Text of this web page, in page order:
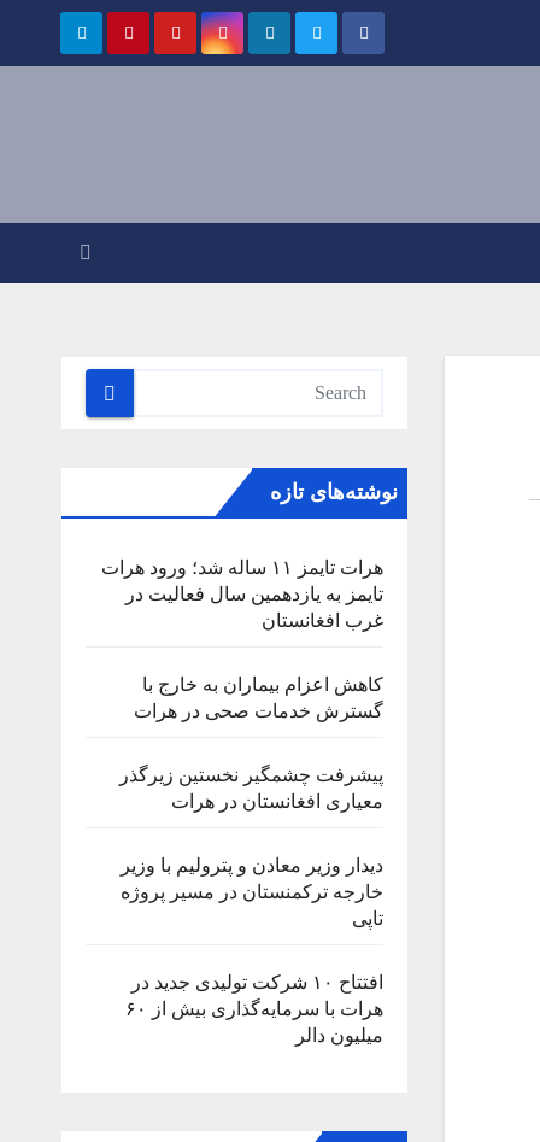
نوشته‌های تازه
هرات تایمز ۱۱ ساله شد؛ ورود هرات
تایمز به یازدهمین سال فعالیت در
غرب افغانستان
کاهش اعزام بیماران به خارج با
گسترش خدمات صحی در هرات
پیشرفت چشمگیر نخستین زیرگذر
معیاری افغانستان در هرات
دیدار وزیر معادن و پترولیم با وزیر
خارجه ترکمنستان در مسیر پروژه
تاپی
افتتاح ۱۰ شرکت تولیدی جدید در
هرات با سرمایه‌گذاری بیش از ۶۰
میلیون دالر